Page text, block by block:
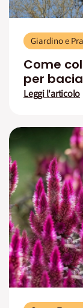
Giardino e
Come
per
Leggi l'articolo